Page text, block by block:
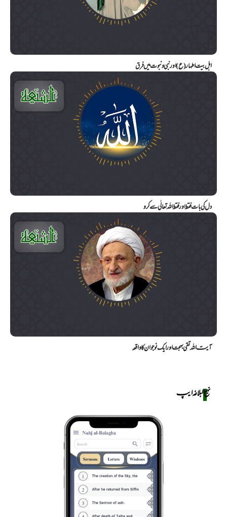
اہل بیت اطہار (ع) اور نبی و نبوت میں فرق
دل کی بات فقط اور فقط اللہ تعالٰی سے کرو
آیت اللہ تقی بہجت اور ایک نوجوان کا واقعہ
نهج البلاغه ایپ